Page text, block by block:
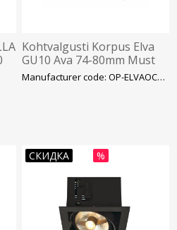
Kohtvalgusti Korpus Elva
GU10 Ava 74-80mm Must
GTV
Manufacturer code: OP-ELVAOCC-00
СКИДКА %